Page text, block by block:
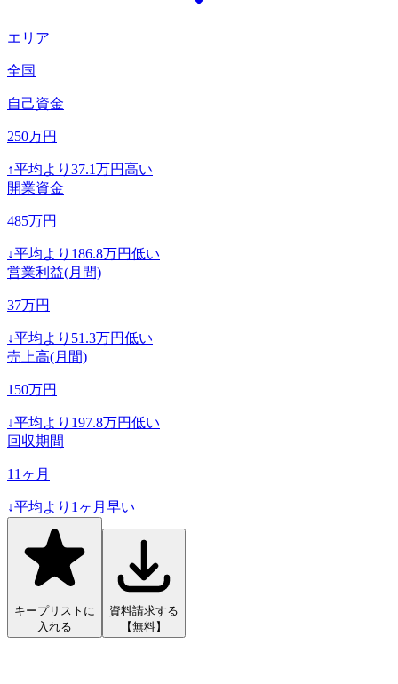
エリア
全国
自己資金
250万円
↑平均より 37.1万円高い
開業資金
485万円
↓平均より 186.8万円低い
営業利益(月間)
37万円
↓平均より 51.3万円低い
売上高(月間)
150万円
↓平均より 197.8万円低い
回収期間
11 ヶ月
↓平均より 1 ヶ月早い
キープリストに
入れる
資料請求する
【無料】